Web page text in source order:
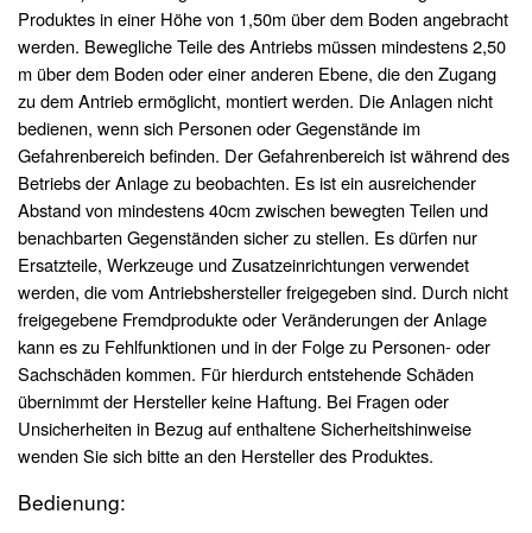
Produktes in einer Höhe von 1,50m über dem Boden angebracht
werden. Bewegliche Teile des Antriebs müssen mindestens 2,50
m über dem Boden oder einer anderen Ebene, die den Zugang
zu dem Antrieb ermöglicht, montiert werden. Die Anlagen nicht
bedienen, wenn sich Personen oder Gegenstände im
Gefahrenbereich befinden. Der Gefahrenbereich ist während des
Betriebs der Anlage zu beobachten. Es ist ein ausreichender
Abstand von mindestens 40cm zwischen bewegten Teilen und
benachbarten Gegenständen sicher zu stellen. Es dürfen nur
Ersatzteile, Werkzeuge und Zusatzeinrichtungen verwendet
werden, die vom Antriebshersteller freigegeben sind. Durch nicht
freigegebene Fremdprodukte oder Veränderungen der Anlage
kann es zu Fehlfunktionen und in der Folge zu Personen- oder
Sachschäden kommen. Für hierdurch entstehende Schäden
übernimmt der Hersteller keine Haftung. Bei Fragen oder
Unsicherheiten in Bezug auf enthaltene Sicherheitshinweise
wenden Sie sich bitte an den Hersteller des Produktes.
Bedienung: